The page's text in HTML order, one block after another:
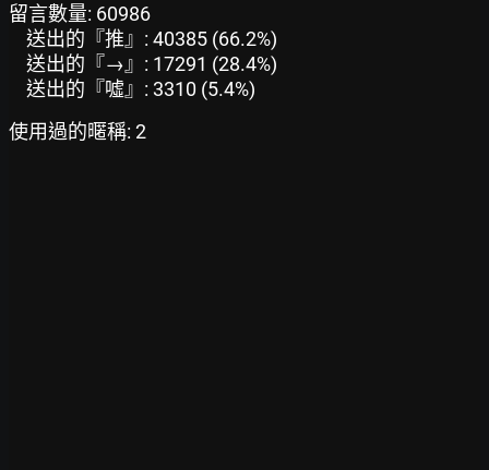
留言數量: 60986
送出的『推』: 40385 (66.2%)
送出的『→』: 17291 (28.4%)
送出的『噓』: 3310 (5.4%)
使用過的暱稱: 2